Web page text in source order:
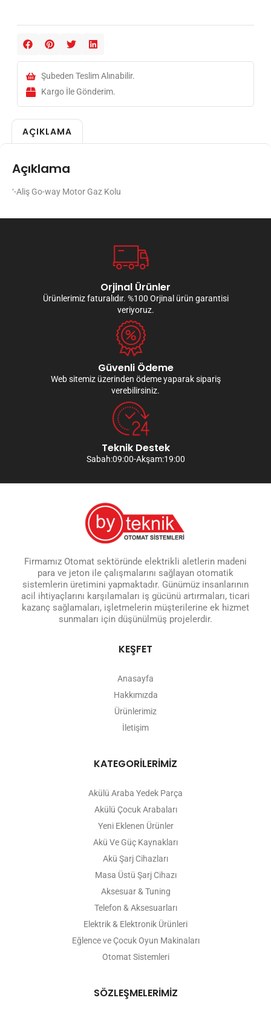
Şubeden Teslim Alınabilir.
Kargo İle Gönderim.
AÇIKLAMA
Açıklama
‘-Aliş Go-way Motor Gaz Kolu
Orjinal Ürünler
Ürünlerimiz faturalıdır. %100 Orjinal ürün garantisi
veriyoruz.
Güvenli Ödeme
Web sitemiz üzerinden ödeme yaparak sipariş
verebilirsiniz.
Teknik Destek
Sabah:09:00-Akşam:19:00
Firmamız Otomat sektöründe elektrikli aletlerin madeni
para ve jeton ile çalışmalarını sağlayan otomatik
sistemlerin üretimini yapmaktadır. Günümüz insanlarının
acil ihtiyaçlarını karşılamaları iş gücünü artırmaları, ticari
kazanç sağlamaları, işletmelerin müşterilerine ek hizmet
sunmaları için düşünülmüş projelerdir.
KEŞFET
Anasayfa
Hakkımızda
Ürünlerimiz
İletişim
KATEGORİLERİMİZ
Akülü Araba Yedek Parça
Akülü Çocuk Arabaları
Yeni Eklenen Ürünler
Akü Ve Güç Kaynakları
Akü Şarj Cihazları
Masa Üstü Şarj Cihazı
Aksesuar & Tuning
Telefon & Aksesuarları
Elektrik & Elektronik Ürünleri
Eğlence ve Çocuk Oyun Makinaları
Otomat Sistemleri
SÖZLEŞMELERİMİZ